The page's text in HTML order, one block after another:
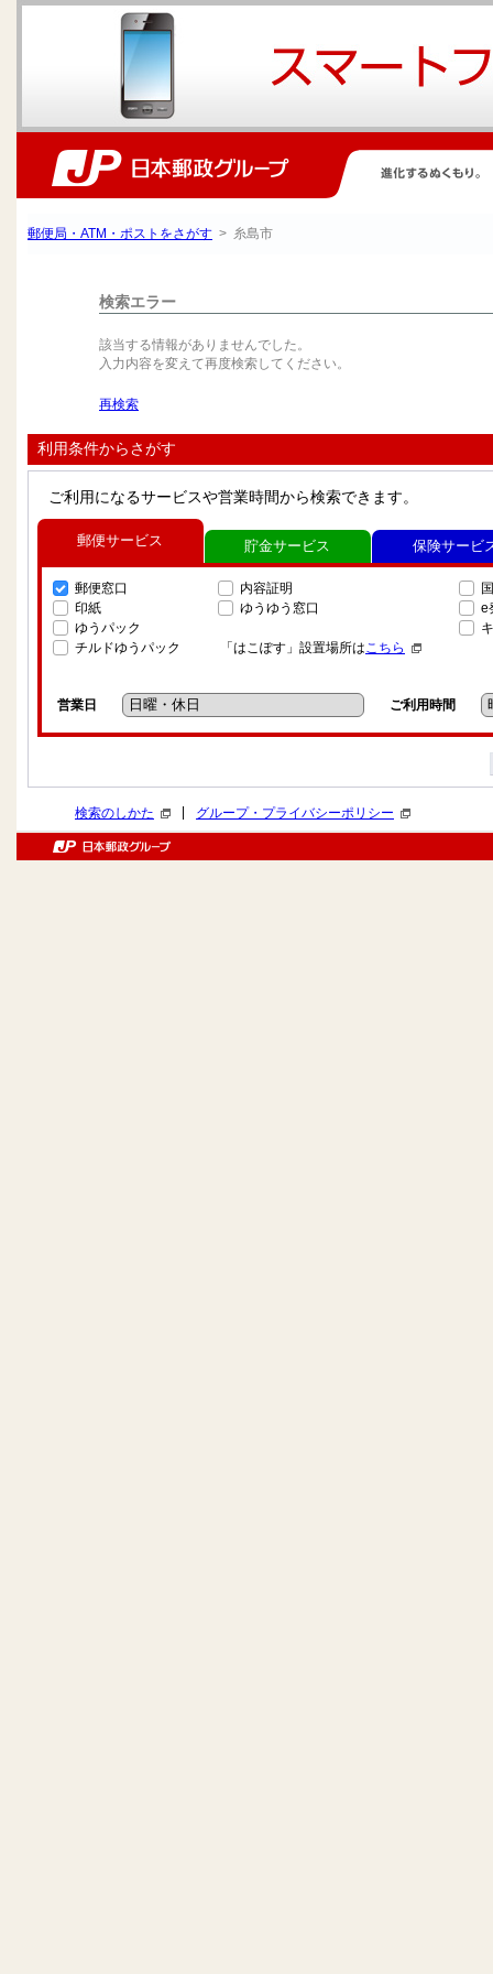
郵便局・ATM・ポストをさがす > 糸島市
検索エラー
該当する情報がありませんでした。
入力内容を変えて再度検索してください。
再検索
利用条件からさがす
ご利用になるサービスや営業時間から検索できます。
郵便サービス
郵便窓口
印紙
ゆうパック
チルドゆうパック
内容証明
ゆうゆう窓口
「はこぽす」設置場所はこちら
e
営業日 ご利用時間
貯金サービス 保険サービ
検索のしかた グループ・プライバシーポリシー